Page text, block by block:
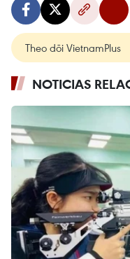
Theo dõi VietnamPlus
NOTICIAS